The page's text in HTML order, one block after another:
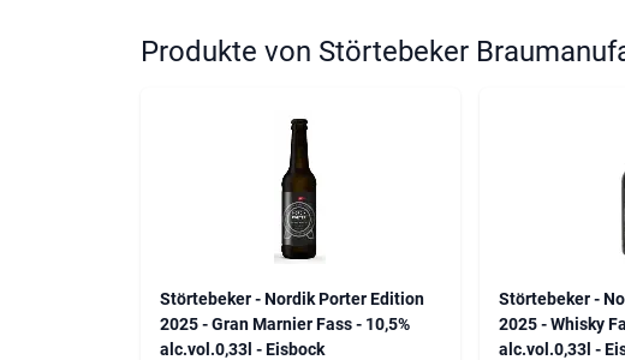
Produkte von Störtebeker
Störtebeker - Nordik Porter Edition
2025 - Gran Marnier Fass - 10,5%
alc.vol.0,33l - Eisbock
Störtebeker -
2025 - Whisky
alc.vol.0,33l -